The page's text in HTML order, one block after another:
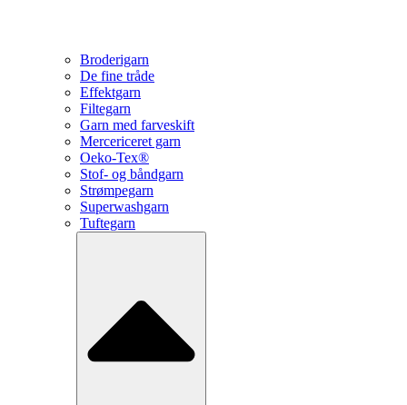
Broderigarn
De fine tråde
Effektgarn
Filtegarn
Garn med farveskift
Mercericeret garn
Oeko-Tex®
Stof- og båndgarn
Strømpegarn
Superwashgarn
Tuftegarn